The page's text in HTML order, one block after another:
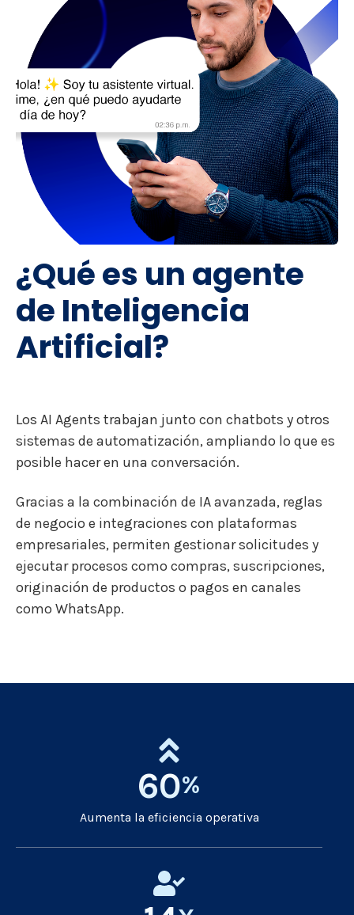
¿Qué es un agente
de Inteligencia
Artificial?
Los AI Agents trabajan junto con chatbots y otros
sistemas de automatización, ampliando lo que es
posible hacer en una conversación.
Gracias a la combinación de IA avanzada, reglas
de negocio e integraciones con plataformas
empresariales, permiten gestionar solicitudes y
ejecutar procesos como compras, suscripciones,
originación de productos o pagos en canales
como WhatsApp.
60%
Aumenta la eficiencia operativa